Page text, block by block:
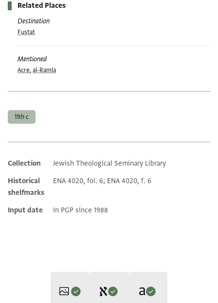
Related Places
Destination
Fustat
Mentioned
Acre,al-Ramla
11th c
Additional metadata
Collection
Jewish Theological Seminary Library
Historical
shelfmarks
ENA 4020, fol. 6; ENA 4020, f. 6
Input date In PGP since 1988